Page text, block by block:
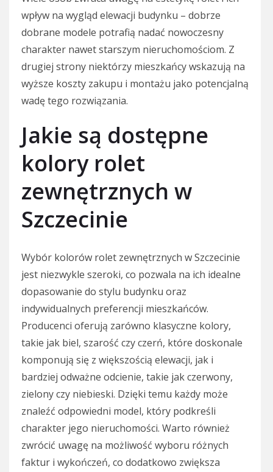
wpływ na wygląd elewacji budynku – dobrze
dobrane modele potrafią nadać nowoczesny
charakter nawet starszym nieruchomościom. Z
drugiej strony niektórzy mieszkańcy wskazują na
wyższe koszty zakupu i montażu jako potencjalną
wadę tego rozwiązania.
Jakie są dostępne
kolory rolet
zewnętrznych w
Szczecinie
Wybór kolorów rolet zewnętrznych w Szczecinie
jest niezwykle szeroki, co pozwala na ich idealne
dopasowanie do stylu budynku oraz
indywidualnych preferencji mieszkańców.
Producenci oferują zarówno klasyczne kolory,
takie jak biel, szarość czy czerń, które doskonale
komponują się z większością elewacji, jak i
bardziej odważne odcienie, takie jak czerwony,
zielony czy niebieski. Dzięki temu każdy może
znaleźć odpowiedni model, który podkreśli
charakter jego nieruchomości. Warto również
zwrócić uwagę na możliwość wyboru różnych
faktur i wykończeń, co dodatkowo zwiększa